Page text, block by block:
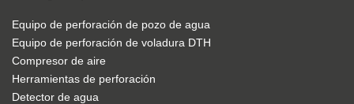
Equipo de perforación de pozo de agua
Equipo de perforación de voladura DTH
Compresor de aire
Herramientas de perforación
Detector de agua